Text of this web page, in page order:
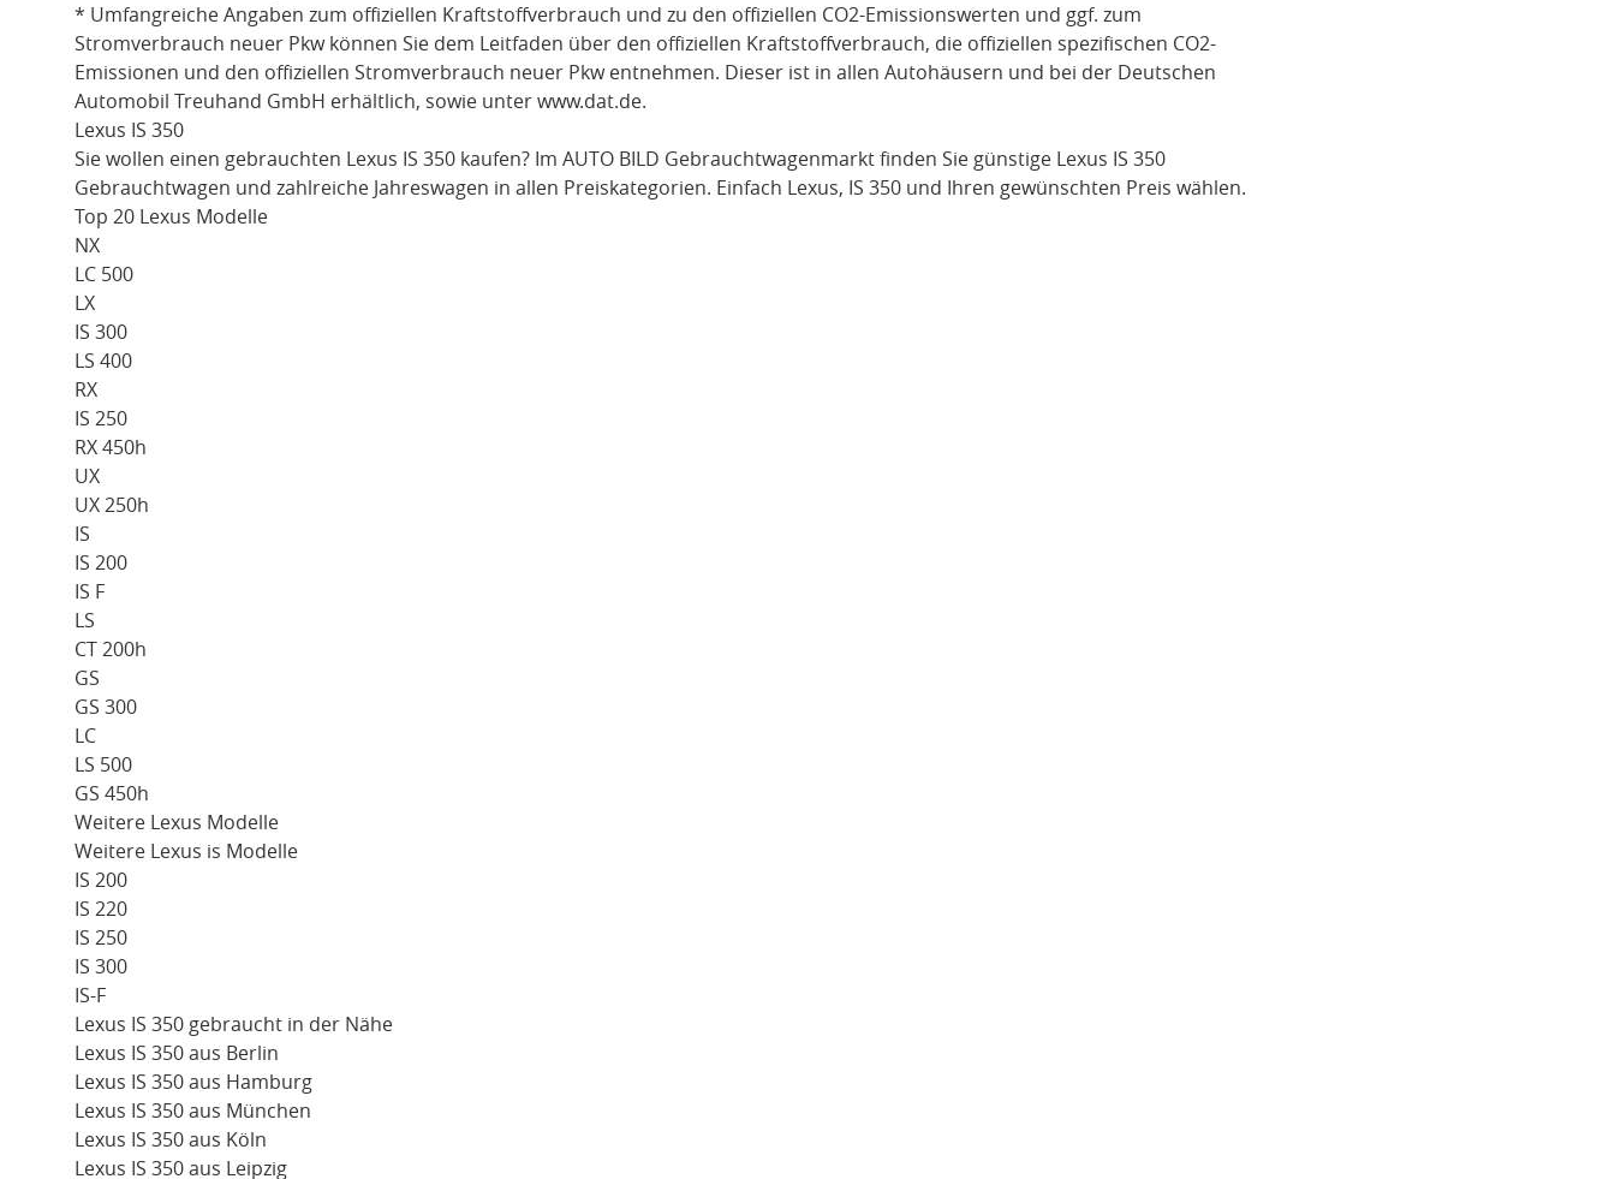
* Umfangreiche Angaben zum offiziellen Kraftstoffverbrauch und zu den offiziellen CO2-Emissionswerten und ggf. zum
Stromverbrauch neuer Pkw können Sie dem Leitfaden über den offiziellen Kraftstoffverbrauch, die offiziellen spezifischen CO2-
Emissionen und den offiziellen Stromverbrauch neuer Pkw entnehmen. Dieser ist in allen Autohäusern und bei der Deutschen
Automobil Treuhand GmbH erhältlich, sowie unter www.dat.de.
Lexus IS 350
Sie wollen einen gebrauchten Lexus IS 350 kaufen? Im AUTO BILD Gebrauchtwagenmarkt finden Sie günstige Lexus IS 350
Gebrauchtwagen und zahlreiche Jahreswagen in allen Preiskategorien. Einfach Lexus, IS 350 und Ihren gewünschten Preis wählen.
Top 20 Lexus Modelle
NX
LC 500
LX
IS 300
LS 400
RX
IS 250
RX 450h
UX
UX 250h
IS
IS 200
IS F
LS
CT 200h
GS
GS 300
LC
LS 500
GS 450h
Weitere Lexus Modelle
Weitere Lexus is Modelle
IS 200
IS 220
IS 250
IS 300
IS-F
Lexus IS 350 gebraucht in der Nähe
Lexus IS 350 aus Berlin
Lexus IS 350 aus Hamburg
Lexus IS 350 aus München
Lexus IS 350 aus Köln
Lexus IS 350 aus Leipzig